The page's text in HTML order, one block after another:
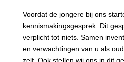
Voordat de jongere bij ons
kennismakingsgesprek. Dit
verplicht tot niets. Samen
en verwachtingen van u als